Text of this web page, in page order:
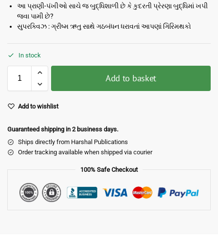
આ પ્રાણી-પંખીઓ સાચે જ બુદ્ધિશાળી છે કે કુદરતી પ્રેરણા બુદ્ધિમાં ખપી
જવા પામી છે?
સુપરક્વિઝ : ગ્રીષ્મ ઋતુ સાથે ગઠબંધન ધરાવતાં આપણાં ગિરિમથકો
In stock
Add to basket
Add to wishlist
Guaranteed shipping in 2 business days.
Ships directly from Harshal Publications
Order tracking available when shipped via courier
100% Safe Checkout